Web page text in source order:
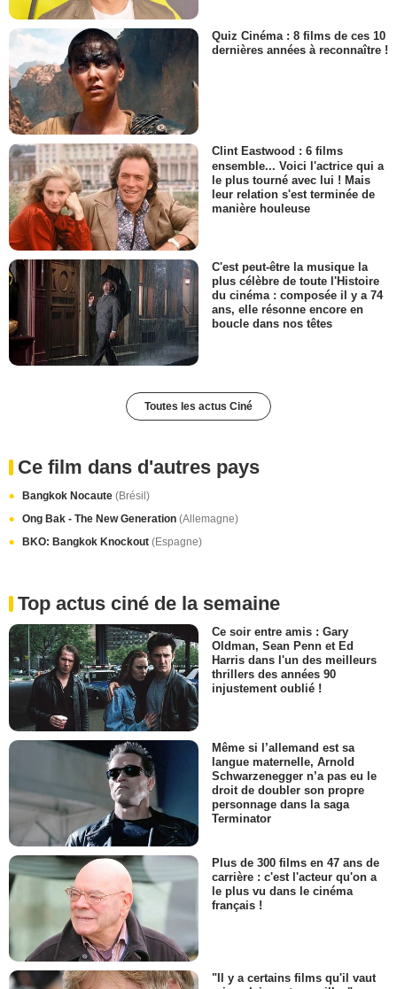
Quiz Cinéma : 8 films de ces 10
dernières années à reconnaître !
Clint Eastwood : 6 films
ensemble... Voici l'actrice qui a
le plus tourné avec lui ! Mais
leur relation s'est terminée de
manière houleuse
C'est peut-être la musique la
plus célèbre de toute l'Histoire
du cinéma : composée il y a 74
ans, elle résonne encore en
boucle dans nos têtes
Toutes les actus Ciné
Ce film dans d'autres pays
Bangkok Nocaute (Brésil)
Ong Bak - The New Generation (Allemagne)
BKO: Bangkok Knockout (Espagne)
Top actus ciné de la semaine
Ce soir entre amis : Gary
Oldman, Sean Penn et Ed
Harris dans l'un des meilleurs
thrillers des années 90
injustement oublié !
Même si l’allemand est sa
langue maternelle, Arnold
Schwarzenegger n’a pas eu le
droit de doubler son propre
personnage dans la saga
Terminator
Plus de 300 films en 47 ans de
carrière : c'est l'acteur qu'on a
le plus vu dans le cinéma
français !
"Il y a certains films qu'il vaut